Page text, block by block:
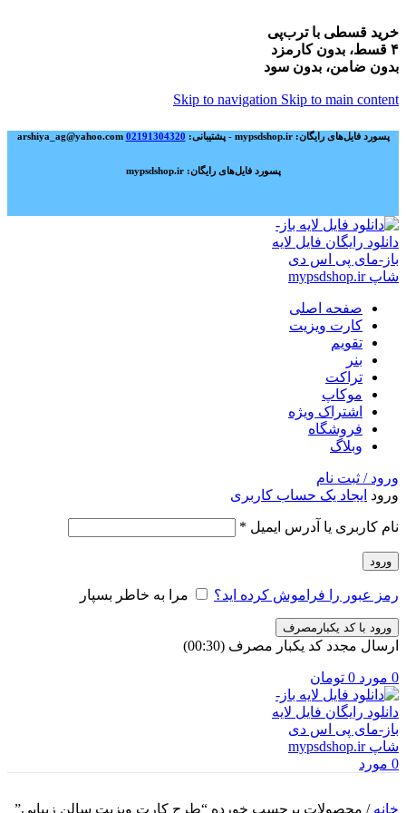
خرید قسطی با ترب‌پی
۴ قسط، بدون کارمزد
بدون ضامن، بدون سود
Skip to navigation Skip to main content
پسورد فایل‌های رایگان: mypsdshop.ir - پشتیبانی: arshiya_ag@yahoo.com 02191304320
پسورد فایل‌های رایگان: mypsdshop.ir
صفحه اصلی
کارت ویزیت
تقویم
بنر
تراکت
موکاپ
اشتراک ویژه
فروشگاه
وبلاگ
ورود / ثبت نام
ورود ایجاد یک حساب کاربری
نام کاربری یا آدرس ایمیل *
ورود
رمز عبور را فراموش کرده اید؟ مرا به خاطر بسپار
ورود با کد یکبارمصرف
ارسال مجدد کد یکبار مصرف (00:
30
)
0 مورد 0 تومان
0 مورد
خانه/ محصولات برچسب خورده “طرح کارت ویزیت سالن زیبایی”